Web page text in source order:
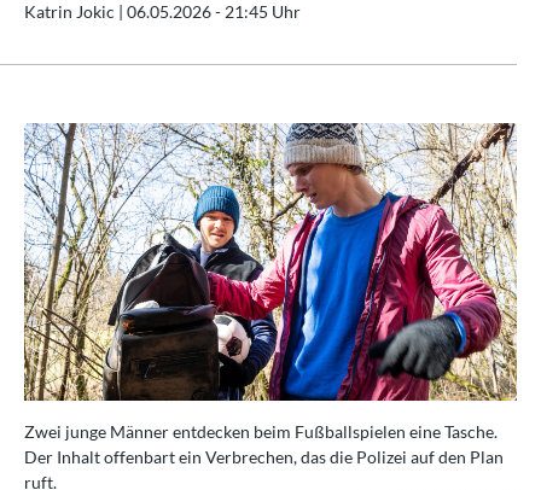
Katrin Jokic | 06.05.2026 - 21:45 Uhr
Zwei junge Männer entdecken beim Fußballspielen eine Tasche.
Der Inhalt offenbart ein Verbrechen, das die Polizei auf den Plan
ruft.